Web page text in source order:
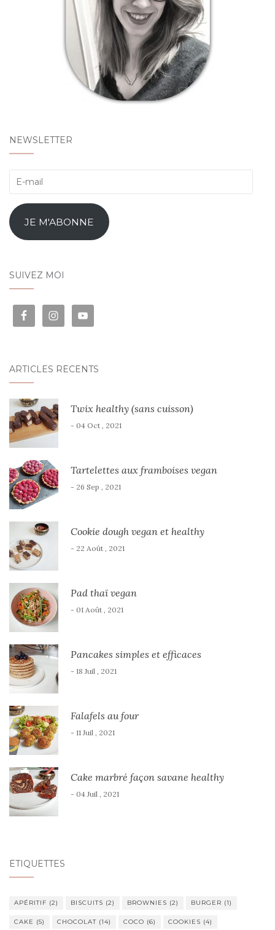
NEWSLETTER
E-
JE M'ABONNE
SUIVEZ MOI
ARTICLES RÉCENTS
Twix healthy (sans cuisson)
- 04 Oct , 2021
Tartelettes aux framboises vegan
- 26 Sep , 2021
Cookie dough vegan et healthy
- 22 Août , 2021
Pad thaï vegan
- 01 Août , 2021
Pancakes simples et efficaces
- 18 Juil , 2021
Falafels au four
- 11 Juil , 2021
Cake marbré façon savane healthy
- 04 Juil , 2021
ÉTIQUETTES
APÉRITIF (2) BISCUITS (2) BROWNIES (2) BURGER (1)
CAKE (5) CHOCOLAT (14) COCO (6) COOKIES (4)